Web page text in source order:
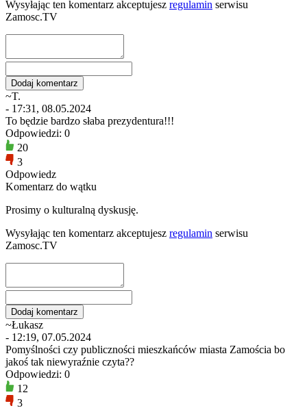
Wysyłając ten komentarz akceptujesz regulamin serwisu
Zamosc.TV
~T.
- 17:31, 08.05.2024
To będzie bardzo słaba prezydentura!!!
Odpowiedzi: 0
20
3
Odpowiedz
Komentarz do wątku
Prosimy o kulturalną dyskusję.
Wysyłając ten komentarz akceptujesz regulamin serwisu
Zamosc.TV
~Łukasz
- 12:19, 07.05.2024
Pomyślności czy publiczności mieszkańców miasta Zamościa bo
jakoś tak niewyraźnie czyta??
Odpowiedzi: 0
12
3